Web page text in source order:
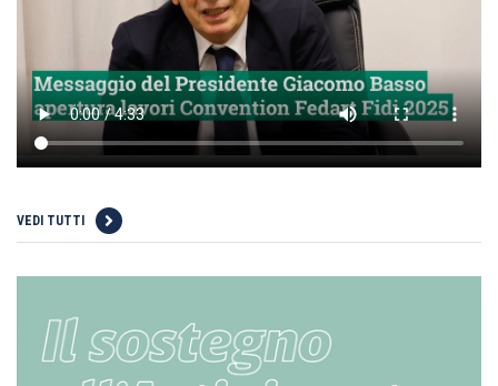
VEDI TUTTI